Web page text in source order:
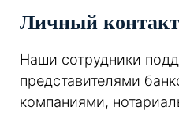
Личный контакт
Наши сотрудники
представителями
компаниями,